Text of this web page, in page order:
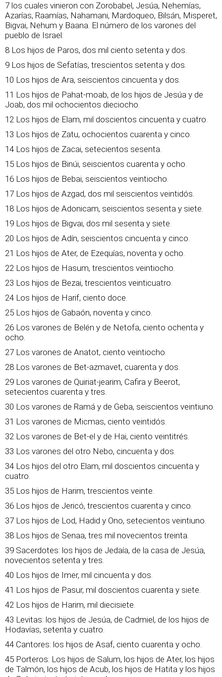
7 los cuales vinieron con Zorobabel, Jesúa, Nehemías,
Azarías, Raamías, Nahamani, Mardoqueo, Bilsán, Misperet,
Bigvai, Nehum y Baana. El número de los varones del
pueblo de Israel:
8 Los hijos de Paros, dos mil ciento setenta y dos.
9 Los hijos de Sefatías, trescientos setenta y dos.
10 Los hijos de Ara, seiscientos cincuenta y dos.
11 Los hijos de Pahat-moab, de los hijos de Jesúa y de
Joab, dos mil ochocientos dieciocho.
12 Los hijos de Elam, mil doscientos cincuenta y cuatro.
13 Los hijos de Zatu, ochocientos cuarenta y cinco.
14 Los hijos de Zacai, setecientos sesenta.
15 Los hijos de Binúi, seiscientos cuarenta y ocho.
16 Los hijos de Bebai, seiscientos veintiocho.
17 Los hijos de Azgad, dos mil seiscientos veintidós.
18 Los hijos de Adonicam, seiscientos sesenta y siete.
19 Los hijos de Bigvai, dos mil sesenta y siete.
20 Los hijos de Adín, seiscientos cincuenta y cinco.
21 Los hijos de Ater, de Ezequías, noventa y ocho.
22 Los hijos de Hasum, trescientos veintiocho.
23 Los hijos de Bezai, trescientos veinticuatro.
24 Los hijos de Harif, ciento doce.
25 Los hijos de Gabaón, noventa y cinco.
26 Los varones de Belén y de Netofa, ciento ochenta y
ocho.
27 Los varones de Anatot, ciento veintiocho.
28 Los varones de Bet-azmavet, cuarenta y dos.
29 Los varones de Quiriat-jearim, Cafira y Beerot,
setecientos cuarenta y tres.
30 Los varones de Ramá y de Geba, seiscientos veintiuno.
31 Los varones de Micmas, ciento veintidós.
32 Los varones de Bet-el y de Hai, ciento veintitrés.
33 Los varones del otro Nebo, cincuenta y dos.
34 Los hijos del otro Elam, mil doscientos cincuenta y
cuatro.
35 Los hijos de Harim, trescientos veinte.
36 Los hijos de Jericó, trescientos cuarenta y cinco.
37 Los hijos de Lod, Hadid y Ono, setecientos veintiuno.
38 Los hijos de Senaa, tres mil novecientos treinta.
39 Sacerdotes: los hijos de Jedaía, de la casa de Jesúa,
novecientos setenta y tres.
40 Los hijos de Imer, mil cincuenta y dos.
41 Los hijos de Pasur, mil doscientos cuarenta y siete.
42 Los hijos de Harim, mil diecisiete.
43 Levitas: los hijos de Jesúa, de Cadmiel, de los hijos de
Hodavías, setenta y cuatro.
44 Cantores: los hijos de Asaf, ciento cuarenta y ocho.
45 Porteros: Los hijos de Salum, los hijos de Ater, los hijos
de Talmón, los hijos de Acub, los hijos de Hatita y los hijos